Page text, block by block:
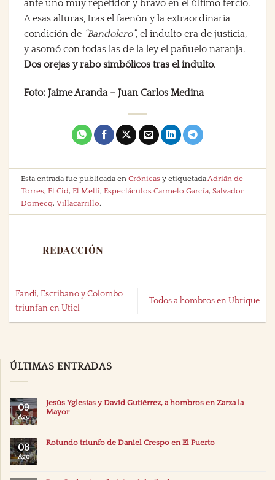
ante uno muy repetidor y bravo en el último tercio.
A esas alturas, tras el faenón y la extraordinaria
condición de “Bandolero”, el indulto era de justicia,
y asomó con todas las de la ley el pañuelo naranja.
Dos orejas y rabo simbólicos tras el indulto.
Foto: Jaime Aranda – Juan Carlos Medina
Esta entrada fue publicada enCrónicas y etiquetadaAdrián de
Torres,El Cid,El Melli,Espectáculos Carmelo García,Salvador
Domecq,Villacarrillo.
REDACCIÓN
Fandi, Escribano y Colombo
triunfan en Utiel
Todos a hombros en Ubrique
ÚLTIMAS ENTRADAS
09
Ago
Jesús Yglesias y David Gutiérrez, a hombros en Zarza la
Mayor
08
Ago
Rotundo triunfo de Daniel Crespo en El Puerto